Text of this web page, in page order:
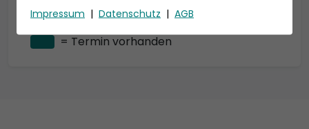
Person.
= Termin vorhanden
Impressum | Datenschutz | AGB